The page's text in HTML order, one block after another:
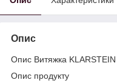
Опис
Опис Витяжка
Опис продукту